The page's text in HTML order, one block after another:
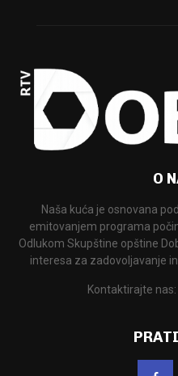
O
Naša kuća je osnovana
emitovanjem programa
Odlukom Skupštine opštine
interesa za zadovoljavanje
Kontaktirajte nas: